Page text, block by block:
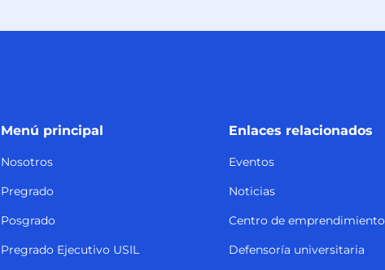
Menú principal
Nosotros
Pregrado
Posgrado
Pregrado Ejecutivo USIL
Enlaces relacionados
Eventos
Noticias
Centro de emprendimiento
Defensoría universitaria